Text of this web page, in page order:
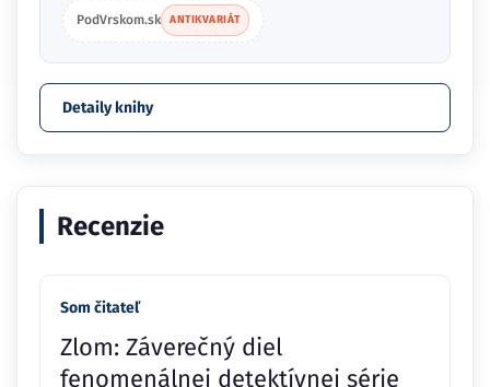
PodVrskom.sk ANTIKVARIÁT
Detaily knihy
Recenzie
Som čitateľ
Zlom: Záverečný diel
fenomenálnej detektívnej série